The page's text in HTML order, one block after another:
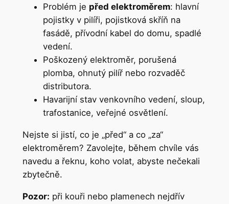
Problém je před elektroměrem: hlavní
pojistky v pilíři, pojistková skříň na
fasádě, přívodní kabel do domu, spadlé
vedení.
Poškozený elektroměr, porušená
plomba, ohnutý pilíř nebo rozvaděč
distributora.
Havarijní stav venkovního vedení, sloup,
trafostanice, veřejné osvětlení.
Nejste si jistí, co je „před“ a co „za“
elektroměrem? Zavolejte, během chvíle vás
navedu a řeknu, koho volat, abyste nečekali
zbytečně.
Pozor: při kouři nebo plamenech nejdřív